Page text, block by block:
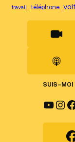
travail téléphone
SUIS-MOI
YouTube Instagram Facebook